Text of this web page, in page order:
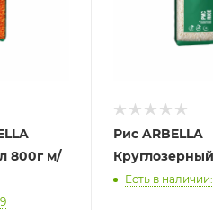
800г м/
Рис ARBELLA
Есть в наличии: